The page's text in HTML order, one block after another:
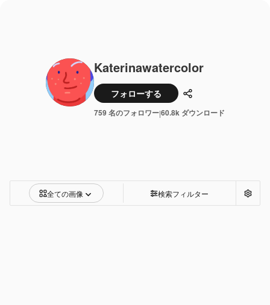
Katerinawatercolor
フォローする 共有
759 名のフォロワー|60.8k ダウンロード
全ての画像 検索フィルター